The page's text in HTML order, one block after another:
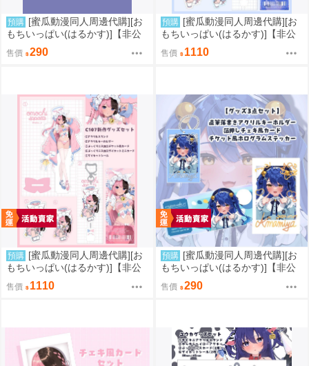
預購 [蜜瓜動漫同人周邊代購][お
もちいっぱい(はるかす)]【非公
式】小柳ロウ【ジャージメイド
アクスタ】(彩虹社)(同人周邊)
售價 290
預購 [蜜瓜動漫同人周邊代購][お
もちいっぱい(はるかす)]【非公
式】C107グッズセット【天宮こ
ころ】(彩虹社)(同人周邊)
售價 1110
預購 [蜜瓜動漫同人周邊代購][お
もちいっぱい(はるかす)]【非公
式】C107グッズセット【橘ひな
の】(VSPO!)(同人周邊)
售價 1110
預購 [蜜瓜動漫同人周邊代購][お
もちいっぱい(はるかす)]【非公
式】グッズセット-天宮こころ-
(彩虹社)(同人周邊)
售價 290